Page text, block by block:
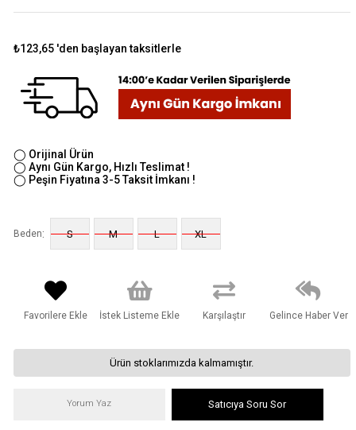
₺123,65 'den başlayan taksitlerle
◯ Orijinal Ürün
◯ Aynı Gün Kargo, Hızlı Teslimat !
◯ Peşin Fiyatına 3-5 Taksit İmkanı !
Beden: S M L XL
Favorilere Ekle İstek Listeme Ekle Karşılaştır Gelince Haber Ver
Ürün stoklarımızda kalmamıştır.
Yorum Yaz Satıcıya Soru Sor